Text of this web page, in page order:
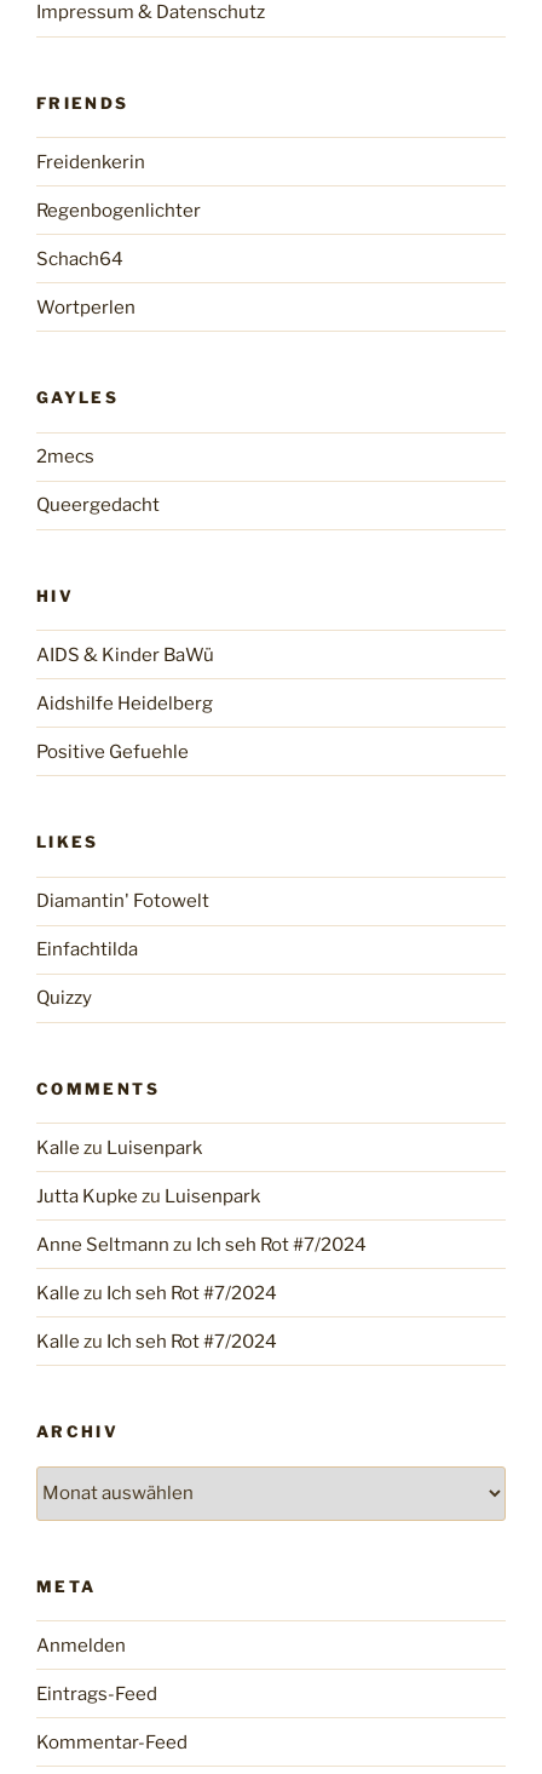
Impressum & Datenschutz
FRIENDS
Freidenkerin
Regenbogenlichter
Schach64
Wortperlen
GAYLES
2mecs
Queergedacht
HIV
AIDS & Kinder BaWü
Aidshilfe Heidelberg
Positive Gefuehle
LIKES
Diamantin' Fotowelt
Einfachtilda
Quizzy
COMMENTS
Kalle zu Luisenpark
Jutta Kupke zu Luisenpark
Anne Seltmann zu Ich seh Rot #7/2024
Kalle zu Ich seh Rot #7/2024
Kalle zu Ich seh Rot #7/2024
ARCHIV
Archiv
META
Anmelden
Eintrags-Feed
Kommentar-Feed